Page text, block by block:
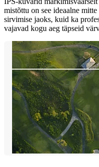
mistõttu on see ideaalne
sirvimise jaoks, kuid ka
vajavad kogu aeg täpseid